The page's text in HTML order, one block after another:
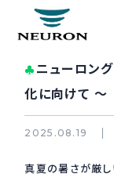
♣ニューロン
化に向けて ～
2025.08.19
真夏の暑さが厳し